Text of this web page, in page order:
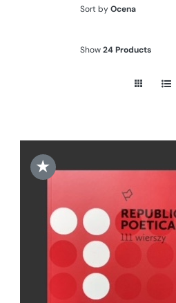
Sort byOcena
Show24 Products
★
DODAJ DO KOSZYKA